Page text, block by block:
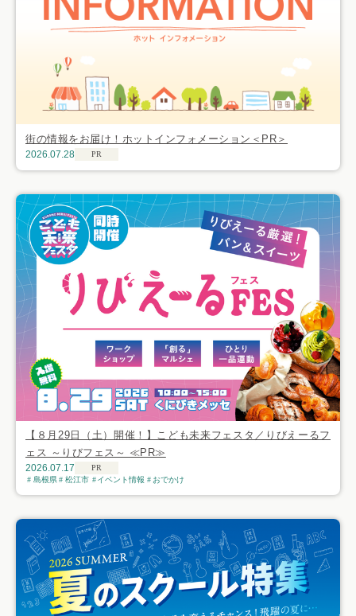
街の情報をお届け！ホットインフォメーション＜PR＞
2026.07.28 PR
【８月29日（土）開催！】こども未来フェスタ／りびえーるフ
ェス ～りびフェス～ ≪PR≫
2026.07.17
PR
島根県
松江市 イベント情報 おでかけ